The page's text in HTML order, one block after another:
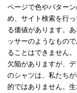
ページで色やパター
め、サイト検索を行
る価値があります。
ッサーのようなもの
ることはできません。
欠陥がありますが、
のシャツは、私たち
的ではありません。